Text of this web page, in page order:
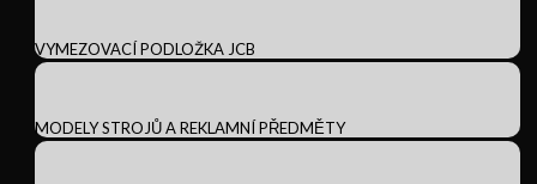
VYMEZOVACÍ PODLOŽKA JCB
MODELY STROJŮ A REKLAMNÍ PŘEDMĚTY